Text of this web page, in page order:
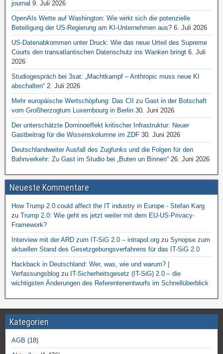
journal 9. Juli 2026
OpenAIs Wette auf Washington: Wie wirkt sich die potenzielle
Beteiligung der US-Regierung am KI-Unternehmen aus? 6. Juli 2026
US-Datenabkommen unter Druck: Wie das neue Urteil des Supreme
Courts den transatlantischen Datenschutz ins Wanken bringt 6. Juli
2026
Studiogespräch bei 3sat: „Machtkampf – Anthropic muss neue KI
abschalten“ 2. Juli 2026
Mehr europäische Wertschöpfung: Das CII zu Gast in der Botschaft
vom Großherzogtum Luxembourg in Berlin 30. Juni 2026
Der unterschätzte Dominoeffekt kritischer Infrastruktur: Neuer
Gastbeitrag für die Wissenskolumne im ZDF 30. Juni 2026
Deutschlandweiter Ausfall des Zugfunks und die Folgen für den
Bahnverkehr: Zu Gast im Studio bei „Buten un Binnen“ 26. Juni 2026
Neueste Kommentare
How Trump 2.0 could affect the IT industry in Europe - Stefan Karg
zu Trump 2.0: Wie geht es jetzt weiter mit dem EU-US-Privacy-
Framework?
Interview mit der ARD zum IT-SiG 2.0 – intrapol.org zu Synopse zum
aktuellen Stand des Gesetzgebungsverfahrens für das IT-SiG 2.0
Hackback in Deutschland: Wer, was, wie und warum? |
Verfassungsblog zu IT-Sicherheitsgesetz (IT-SiG) 2.0 – die
wichtigsten Änderungen des Referentenentwurfs im Schnellüberblick
Kategorien
AGB (18)